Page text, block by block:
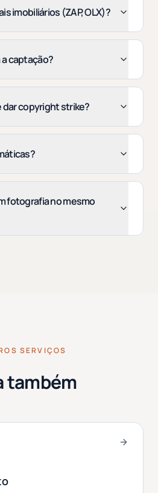
imobiliários (ZAP, OLX)?
captação?
dar copyright strike?
fotografia no mesmo
SERVIÇOS
também